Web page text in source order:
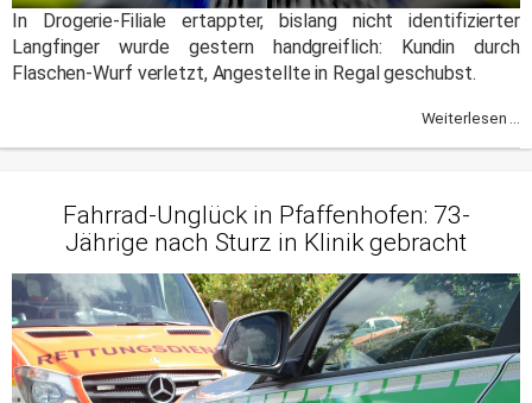
In Drogerie-Filiale ertappter, bislang nicht identifizierter
Langfinger wurde gestern handgreiflich: Kundin durch
Flaschen-Wurf verletzt, Angestellte in Regal geschubst.
Weiterlesen ...
Fahrrad-Unglück in Pfaffenhofen: 73-
Jährige nach Sturz in Klinik gebracht